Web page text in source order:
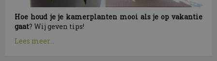
Hoe houd je je kamerplanten mooi als je op vakantie
gaat? Wij geven tips!
Lees meer...